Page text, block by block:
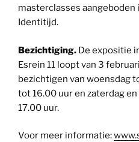
masterclasses
Identitijd.
Bezichtiging. De expositie
Esrein 11 loopt van 3
bezichtigen van woensdag
tot 16.00 uur en zaterdag
17.00 uur.
Voor meer informatie: